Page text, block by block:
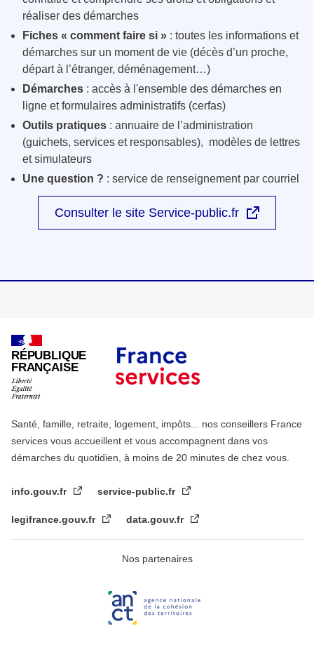
réaliser des démarches
Fiches « comment faire si » : toutes les informations et
démarches sur un moment de vie (décès d’un proche,
départ à l’étranger, déménagement…)
Démarches : accès à l'ensemble des démarches en
ligne et formulaires administratifs (cerfas)
Outils pratiques : annuaire de l’administration
(guichets, services et responsables), modèles de lettres
et simulateurs
Une question ? : service de renseignement par courriel
Consulter le site Service-public.fr
RÉPUBLIQUE
FRANÇAISE
Santé, famille, retraite, logement, impôts... nos conseillers France
services vous accueillent et vous accompagnent dans vos
démarches du quotidien, à moins de 20 minutes de chez vous.
info.gouv.fr service-public.fr
legifrance.gouv.fr data.gouv.fr
Nos partenaires